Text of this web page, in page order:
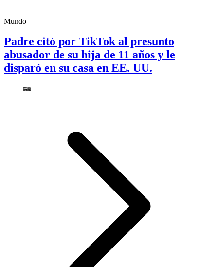
Mundo
Padre citó por TikTok al presunto
abusador de su hija de 11 años y le
disparó en su casa en EE. UU.